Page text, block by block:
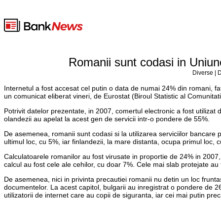
Romanii sunt codasi in
Diverse |
Internetul a fost accesat cel putin o data de numai 24% din romani,
un comunicat eliberat vineri, de Eurostat (Biroul Statistic al
Potrivit datelor prezentate, in 2007, comertul electronic a fost
olandezii au apelat la acest gen de servicii intr-o pondere de 55%.
De asemenea, romanii sunt codasi si la utilizarea serviciilor
ultimul loc, cu 5%, iar finlandezii, la mare distanta, ocupa primul
Calculatoarele romanilor au fost virusate in proportie de 24% in
calcul au fost cele ale cehilor, cu doar 7%. Cele mai slab protejate
De asemenea, nici in privinta precautiei romanii nu detin un loc
documentelor. La acest capitol, bulgarii au inregistrat o pondere de
utilizatorii de internet care au copii de siguranta, iar cei mai putin